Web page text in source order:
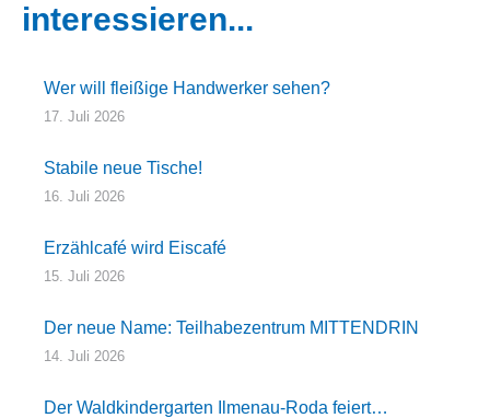
interessieren...
Wer will fleißige Handwerker sehen?
17. Juli 2026
Stabile neue Tische!
16. Juli 2026
Erzählcafé wird Eiscafé
15. Juli 2026
Der neue Name: Teilhabezentrum MITTENDRIN
14. Juli 2026
Der Waldkindergarten Ilmenau-Roda feiert…